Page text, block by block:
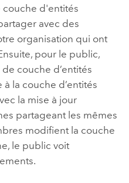
couche d'entités
avec des
organisation qui ont
pour le public,
couche d’entités
la couche d’entités
la mise à jour
partageant les mêmes
modifient la couche
le public voit